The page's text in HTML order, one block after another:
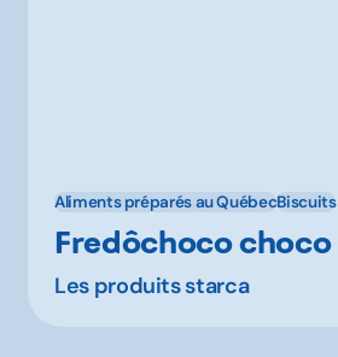
Aliments préparés au QuébecBiscuits
Fredôchoco choco
Les produits starca